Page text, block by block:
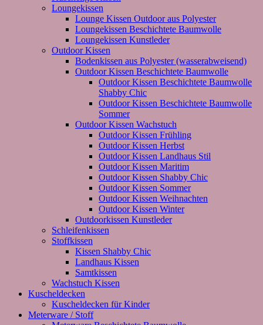
Loungekissen
Lounge Kissen Outdoor aus Polyester
Loungekissen Beschichtete Baumwolle
Loungekissen Kunstleder
Outdoor Kissen
Bodenkissen aus Polyester (wasserabweisend)
Outdoor Kissen Beschichtete Baumwolle
Outdoor Kissen Beschichtete Baumwolle
Shabby Chic
Outdoor Kissen Beschichtete Baumwolle
Sommer
Outdoor Kissen Wachstuch
Outdoor Kissen Frühling
Outdoor Kissen Herbst
Outdoor Kissen Landhaus Stil
Outdoor Kissen Maritim
Outdoor Kissen Shabby Chic
Outdoor Kissen Sommer
Outdoor Kissen Weihnachten
Outdoor Kissen Winter
Outdoorkissen Kunstleder
Schleifenkissen
Stoffkissen
Kissen Shabby Chic
Landhaus Kissen
Samtkissen
Wachstuch Kissen
Kuscheldecken
Kuscheldecken für Kinder
Meterware / Stoff